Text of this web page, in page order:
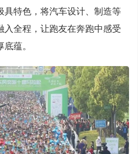
具特色，将汽车设计、制造等
入全程，让跑友在奔跑中感受
蕴。